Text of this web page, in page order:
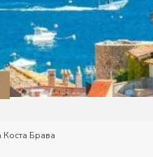
Коста Брава